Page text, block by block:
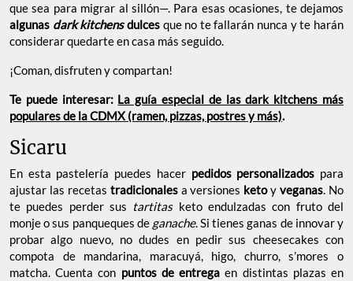
que sea para migrar al sillón—. Para esas ocasiones, te dejamos
algunas dark kitchensdulces que no te fallarán nunca y te harán
considerar quedarte en casa más seguido.
¡Coman, disfruten y compartan!
Te puede interesar: La guía especial de las dark kitchens más
populares de la CDMX (ramen, pizzas, postres y más).
Sicaru
En esta pastelería puedes hacer pedidos personalizados para
ajustar las recetas tradicionalesa versiones ketoyveganas. No
te puedes perder sus tartitasketo endulzadas con fruto del
monje o sus panqueques de ganache. Si tienes ganas de innovar y
probar algo nuevo, no dudes en pedir sus cheesecakes con
compota de mandarina, maracuyá, higo, churro, s’mores o
matcha. Cuenta con puntos de entrega en distintas plazas en